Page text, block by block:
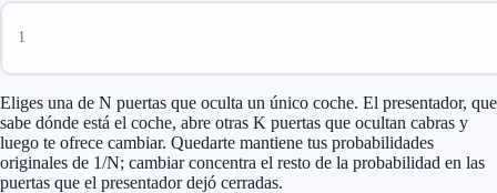
Eliges una de N puertas que oculta un único coche. El presentador, que
sabe dónde está el coche, abre otras K puertas que ocultan cabras y
luego te ofrece cambiar. Quedarte mantiene tus probabilidades
originales de 1/N; cambiar concentra el resto de la probabilidad en las
puertas que el presentador dejó cerradas.